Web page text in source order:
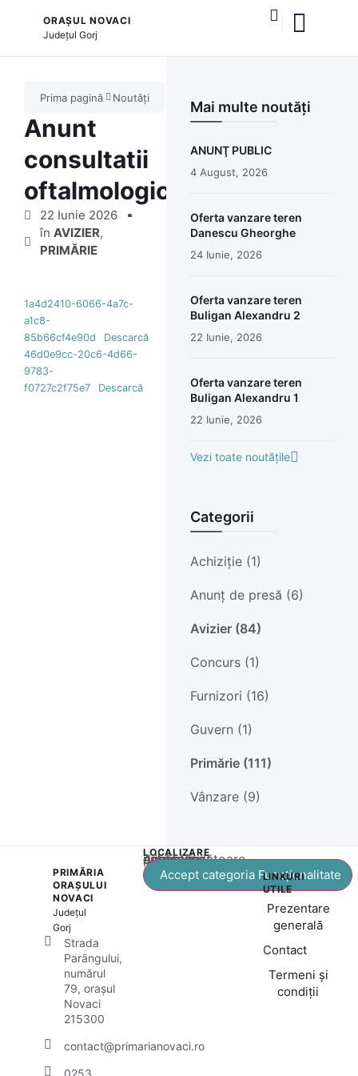
ORAȘUL NOVACI
JudețulGorj
Prima pagină Noutăți
Anunt
consultatii
oftalmologice
22 Iunie 2026
în AVIZIER,
PRIMĂRIE
1a4d2410-6066-4a7c-
a1c8-
85b66cf4e90d
Descarcă
46d0e9cc-20c6-4d66-
9783-
f0727c2f75e7
Descarcă
Mai multe noutăți
ANUNŢ PUBLIC
4 August, 2026
Oferta vanzare teren
Danescu Gheorghe
24 Iunie, 2026
Oferta vanzare teren
Buligan Alexandru 2
22 Iunie, 2026
Oferta vanzare teren
Buligan Alexandru 1
22 Iunie, 2026
Vezi toate noutățile
Categorii
Achiziție (1)
Anunț de presă (6)
Avizier (84)
Concurs (1)
Furnizori (16)
Guvern (1)
Primărie (111)
Vânzare (9)
PRIMĂRIA
ORAȘULUI
NOVACI
Județul
Gorj
Strada
Parângului,
numărul
79, orașul
Novaci
215300
contact@primarianovaci.ro
0253
LOCALIZARE
Acest conținut este blocat până când acceptați categoria corespunzătoare de cookie-uri.
Accept categoria Funcționalitate
LINKURI
UTILE
Prezentare
generală
Contact
Termeni și
condiții